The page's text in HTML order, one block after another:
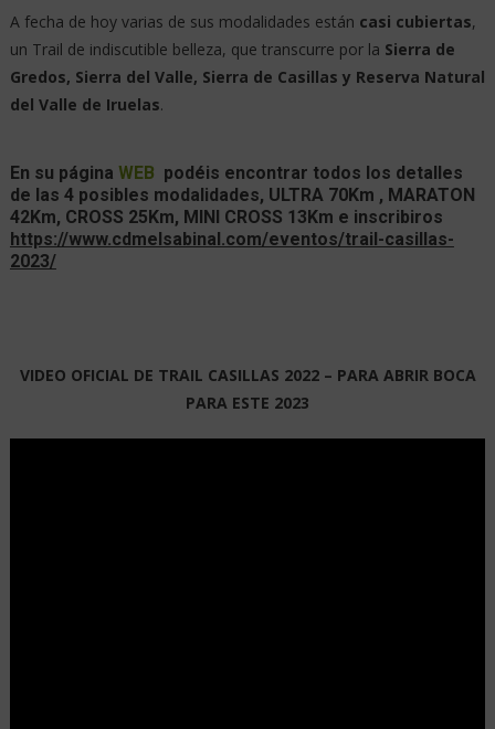
A fecha de hoy varias de sus modalidades están casi cubiertas,
un Trail de indiscutible belleza, que transcurre por la Sierra de
Gredos, Sierra del Valle, Sierra de Casillas y Reserva Natural
del Valle de Iruelas.
En su página WEB podéis encontrar todos los detalles
de las 4 posibles modalidades, ULTRA 70Km , MARATON
42Km, CROSS 25Km, MINI CROSS 13Km e inscribiros
https://www.cdmelsabinal.com/eventos/trail-casillas-
2023/
VIDEO OFICIAL DE TRAIL CASILLAS 2022 – PARA ABRIR BOCA
PARA ESTE 2023